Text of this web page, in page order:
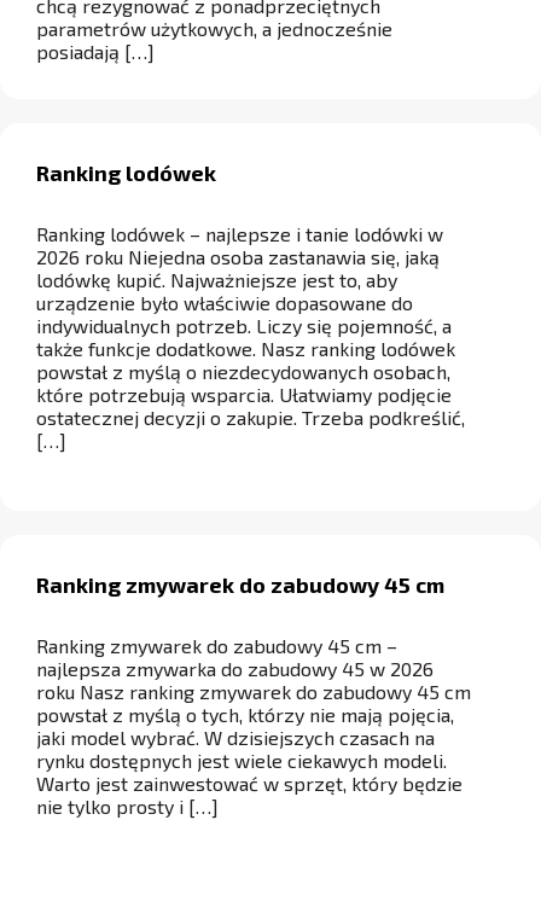
chcą rezygnować z ponadprzeciętnych
parametrów użytkowych, a jednocześnie
posiadają […]
Ranking lodówek
Ranking lodówek – najlepsze i tanie lodówki w
2026 roku Niejedna osoba zastanawia się, jaką
lodówkę kupić. Najważniejsze jest to, aby
urządzenie było właściwie dopasowane do
indywidualnych potrzeb. Liczy się pojemność, a
także funkcje dodatkowe. Nasz ranking lodówek
powstał z myślą o niezdecydowanych osobach,
które potrzebują wsparcia. Ułatwiamy podjęcie
ostatecznej decyzji o zakupie. Trzeba podkreślić,
[…]
Ranking zmywarek do zabudowy 45 cm
Ranking zmywarek do zabudowy 45 cm –
najlepsza zmywarka do zabudowy 45 w 2026
roku Nasz ranking zmywarek do zabudowy 45 cm
powstał z myślą o tych, którzy nie mają pojęcia,
jaki model wybrać. W dzisiejszych czasach na
rynku dostępnych jest wiele ciekawych modeli.
Warto jest zainwestować w sprzęt, który będzie
nie tylko prosty i […]